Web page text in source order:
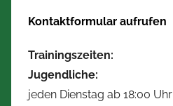
Kontaktformular aufrufen
Trainingszeiten:
Jugendliche:
jeden Dienstag ab 18:00 Uhr